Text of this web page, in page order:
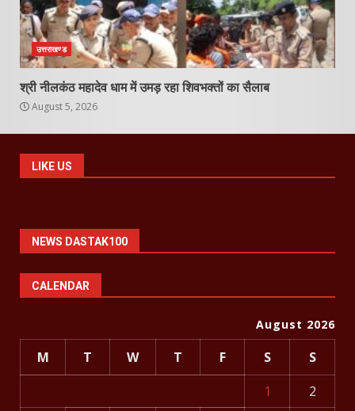
उत्तराखण्ड
श्री नीलकंठ महादेव धाम में उमड़ रहा शिवभक्तों का सैलाब
August 5, 2026
LIKE US
NEWS DASTAK100
CALENDAR
August 2026
M T W T F S
S
1
2